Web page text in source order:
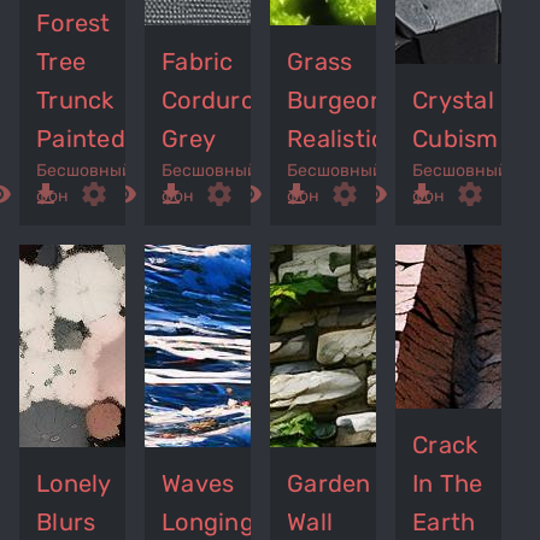
Forest
Tree
Trunck
Painted
Бесшовный
фон
get_app settings
Fabric
Corduroy
Grey
Бесшовный
фон
remove_red_eye get_app settings
Grass
Burgeon
Realistic
Бесшовный
фон
remove_red_eye get_app settings
Crystal
Cubism
Бесшовный
фон
remove_red_eye get_app settings
Lonely
Blurs
Waves
Longing
Garden
Wall
Crack
In The
Earth